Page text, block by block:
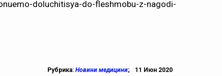
doluchitisya-do-fleshmobu-z-nagodi-
Рубрика: Новини медицини; 11 Июн 2020